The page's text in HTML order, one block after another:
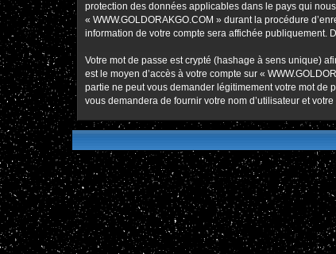
protection des données applicables dans le pays qui
« WWW.GOLDORAKGO.COM » durant la procédure
information de votre compte sera affichée publiquement.
Votre mot de passe est crypté (hashage à sens unique)
est le moyen d’accès à votre compte sur «
partie ne peut vous demander légitimement votre mot de
vous demandera de fournir votre nom d’utilisateur et